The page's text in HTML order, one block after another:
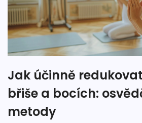
Jak účinně
břiše a bocích:
metody